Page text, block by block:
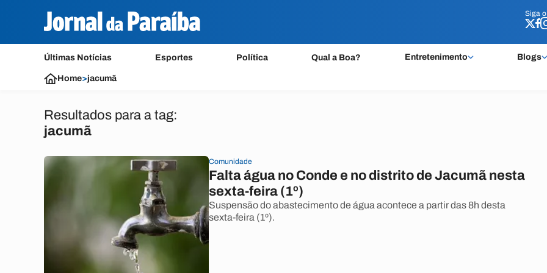
Siga o
Últimas Notícias Esportes Política Qual a Boa? Entretenimento Blogs
Siga o
Home>jacumã
Resultados para a tag:
jacumã
Comunidade
Falta água no Conde e no distrito de Jacumã nesta
sexta-feira (1º)
Suspensão do abastecimento de água acontece a partir das 8h desta
sexta-feira (1º).